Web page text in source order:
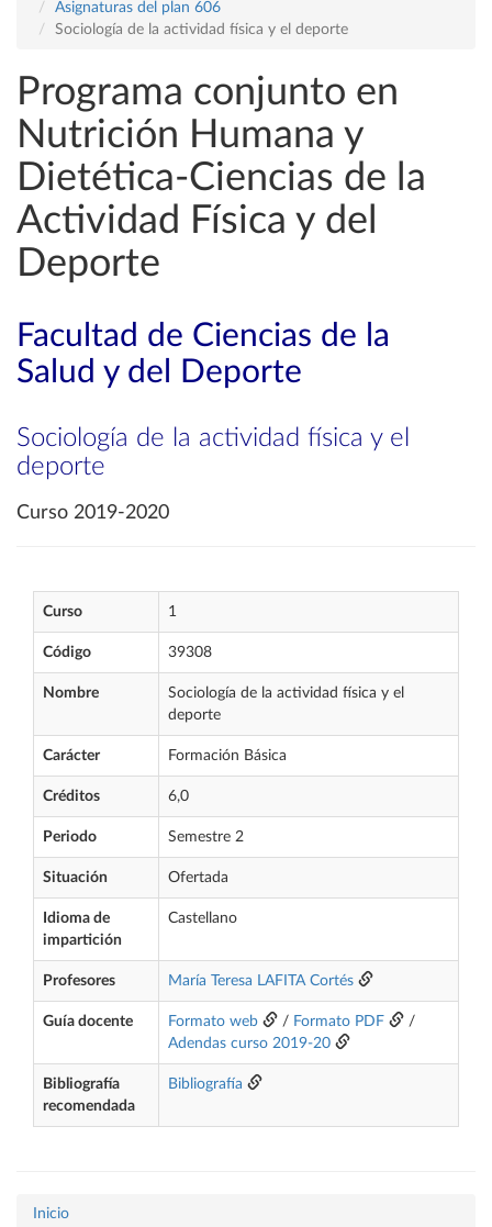
Asignaturas del plan 606
Sociología de la actividad física y el deporte
Programa conjunto en
Nutrición Humana y
Dietética-Ciencias de la
Actividad Física y del
Deporte
Facultad de Ciencias de la
Salud y del Deporte
Sociología de la actividad física y el
deporte
Curso 2019-2020
Curso 1
Código 39308
Nombre
Sociología de la actividad física y el
deporte
Carácter Formación Básica
Créditos 6,0
Periodo Semestre 2
Situación Ofertada
Idioma de
impartición
Castellano
Profesores María Teresa LAFITA Cortés
Guía docente Formato web / Formato PDF
/
Adendas curso 2019-20
Bibliografía
recomendada
Bibliografía
Inicio